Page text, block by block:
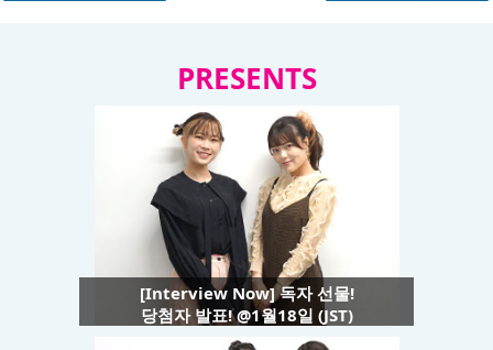
PRESENTS
[Interview Now] 독자 선물!
당첨자 발표! @1월18일 (JST)